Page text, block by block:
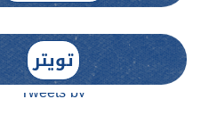
تويتر
Tweets by